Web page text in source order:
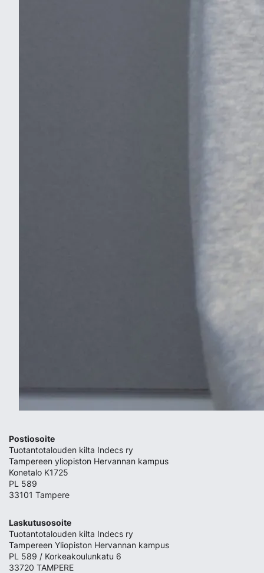
Postiosoite
Tuotantotalouden kilta Indecs ry
Tampereen yliopiston Hervannan kampus
Konetalo K1725
PL 589
33101 Tampere
Laskutusosoite
Tuotantotalouden kilta Indecs ry
Tampereen Yliopiston Hervannan kampus
PL 589 / Korkeakoulunkatu 6
33720 TAMPERE